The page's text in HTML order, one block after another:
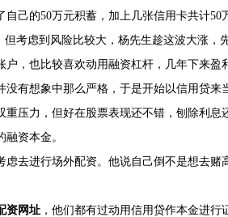
己的50万元积蓄，加上几张信用卡共计
考虑到风险比较大，杨先生趁这波大涨，
户，也比较喜欢动用融资杠杆，几年下来
没有想象中那么严格，于是开始以信用贷
重压力，但好在股票表现还不错，刨除利
资本金。
虑去进行场外配资。他说自己倒不是想去
资网址 ，他们都有过动用信用贷作本金进